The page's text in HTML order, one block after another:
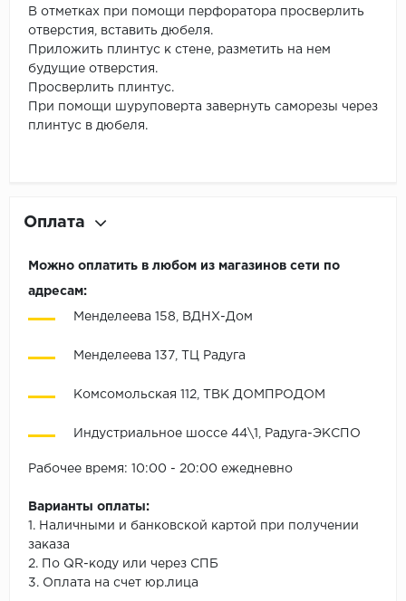
В отметках при помощи перфоратора просверлить
отверстия, вставить дюбеля.
Приложить плинтус к стене, разметить на нем
будущие отверстия.
Просверлить плинтус.
При помощи шуруповерта завернуть саморезы через
плинтус в дюбеля.
Оплата
Можно оплатить в любом из магазинов сети по
адресам:
Менделеева 158, ВДНХ-Дом
Менделеева 137, ТЦ Радуга
Комсомольская 112, ТВК ДОМПРОДОМ
Индустриальное шоссе 44\1, Радуга-ЭКСПО
Рабочее время: 10:00 - 20:00 ежедневно
Варианты оплаты:
1. Наличными и банковской картой при получении
заказа
2. По QR-коду или через СПБ
3. Оплата на счет юр.лица